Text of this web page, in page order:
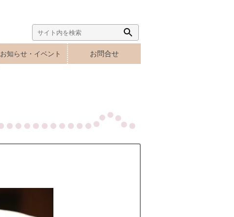
Search
for:
Search
Button
お知らせ・イベント お問合せ